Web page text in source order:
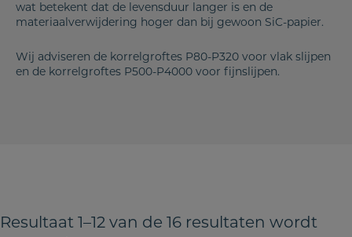
wat betekent dat de levensduur langer is en de
materiaalverwijdering hoger dan bij gewoon SiC-papier.
Wij adviseren de korrelgroftes P80-P320 voor vlak slijpen
en de korrelgroftes P500-P4000 voor fijnslijpen.
Resultaat 1–12 van de 16 resultaten wordt